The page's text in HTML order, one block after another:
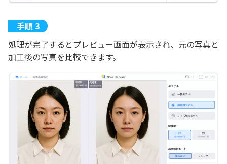
処理が完了するとプレビュー画面が表示され、元の写真と
加工後の写真を比較できます。